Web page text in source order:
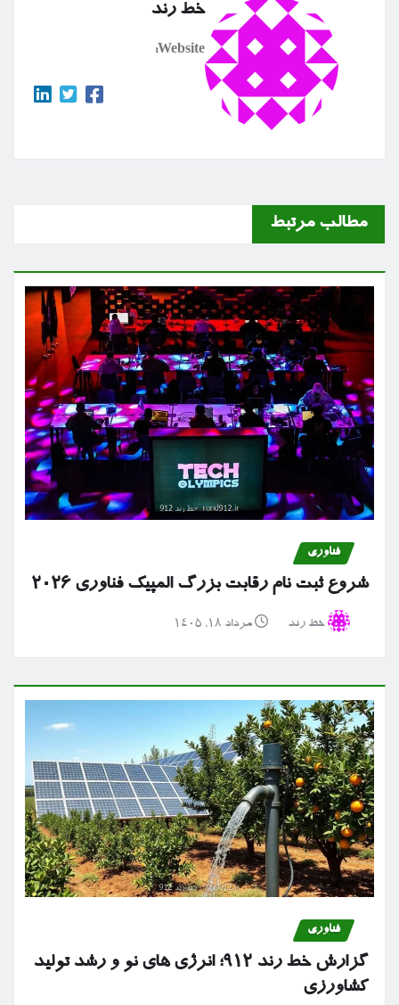
خط رند
Website:
مطالب مرتبط
فناوری
شروع ثبت نام رقابت بزرگ المپیک فناوری ۲۰۲۶
خط رند مرداد ۱۸, ۱۴۰۵
فناوری
گزارش خط رند ۹۱۲؛ انرژی های نو و رشد تولید
کشاورزی